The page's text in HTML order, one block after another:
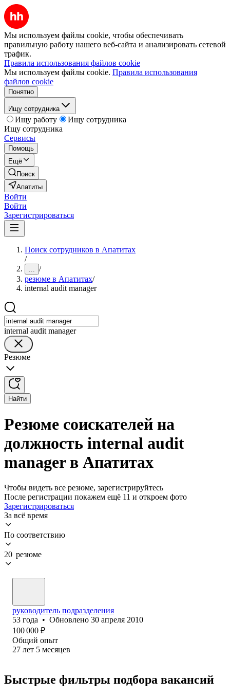
Мы используем файлы cookie, чтобы обеспечивать
правильную работу нашего веб-сайта и анализировать сетевой
трафик.
Правила использования файлов cookie
Мы используем файлы cookie. Правила использования
файлов cookie
Понятно
Ищу сотрудника
Ищу работу
Ищу сотрудника
Ищу сотрудника
Сервисы
Помощь
Ещё
Поиск
Апатиты
Войти
Войти
Зарегистрироваться
Поиск сотрудников в Апатитах
/
... /
резюме в Апатитах/
internal audit manager
internal audit manager
Резюме
Найти
Резюме соискателей на
должность internal audit
manager в Апатитах
Чтобы видеть все резюме, зарегистрируйтесь
После регистрации покажем ещё 11 и откроем фото
Зарегистрироваться
За всё время
По соответствию
20 резюме
руководитель подразделения
53 года • Обновлено 30 апреля 2010
100 000 ₽
Общий опыт
27 лет 5 месяцев
Быстрые фильтры подбора вакансий